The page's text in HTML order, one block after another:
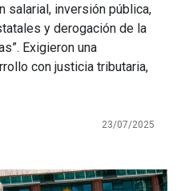
salarial, inversión pública,
y derogación de la
Exigieron una
con justicia tributaria,
23/07/2025